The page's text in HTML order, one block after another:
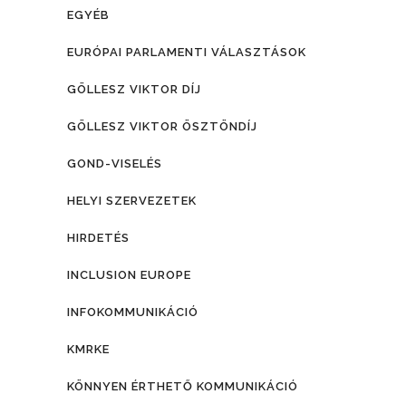
EGYÉB
EURÓPAI PARLAMENTI VÁLASZTÁSOK
GÖLLESZ VIKTOR DÍJ
GÖLLESZ VIKTOR ÖSZTÖNDÍJ
GOND-VISELÉS
HELYI SZERVEZETEK
HIRDETÉS
INCLUSION EUROPE
INFOKOMMUNIKÁCIÓ
KMRKE
KÖNNYEN ÉRTHETŐ KOMMUNIKÁCIÓ